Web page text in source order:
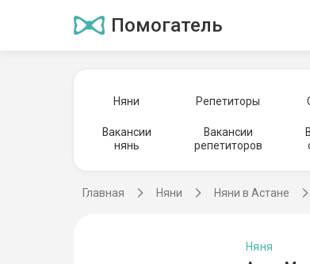
Помогатель
Няни Репетиторы
Вакансии
нянь
Вакансии
репетиторов
Главная Няни Няни в Астане
Няня